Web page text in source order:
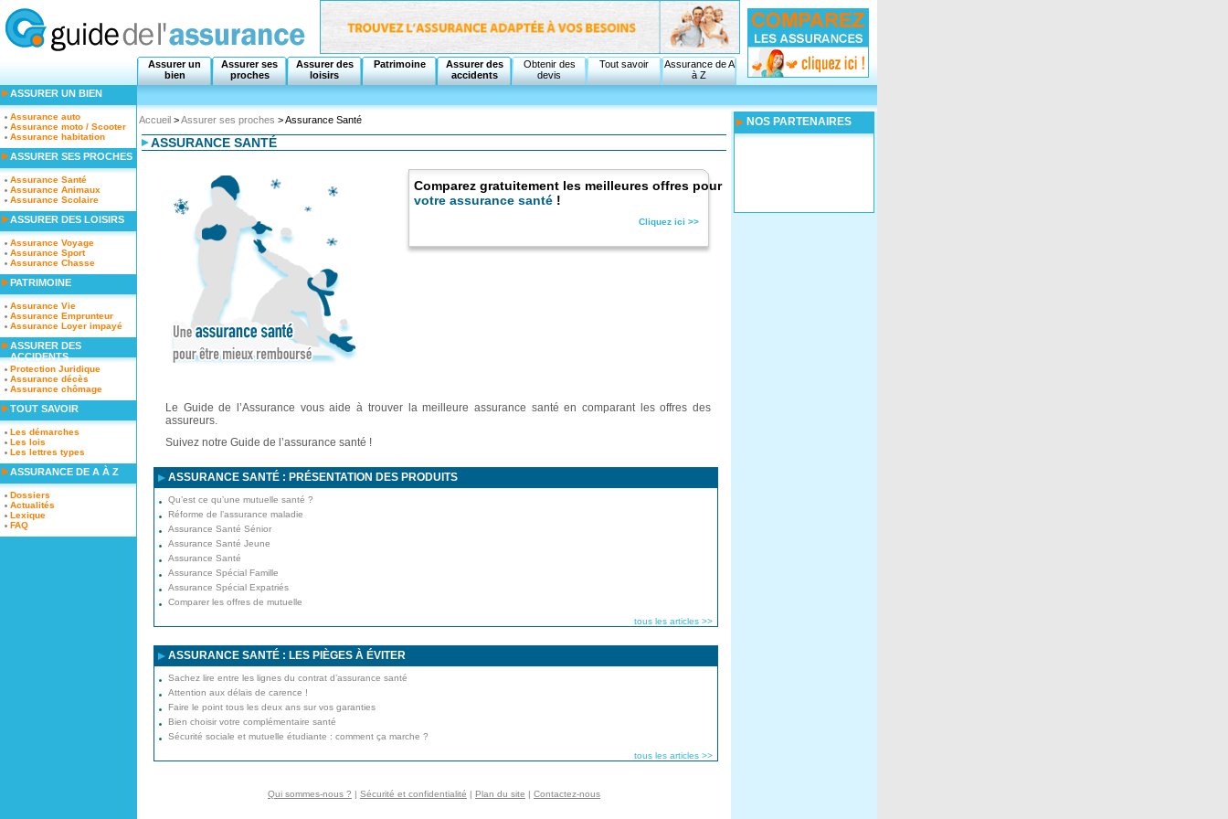
Assurer un
bien
Assurer ses
proches
Assurer des
loisirs
Patrimoine
Assurer des
accidents
Obtenir des
devis
Tout savoir
Assurance de A
à Z
Accueil >Assurer ses proches > Assurance Santé
ASSURANCE SANTÉ
Comparez gratuitement les meilleures offres pour
votre assurance santé !
Cliquez ici >>
Le Guide de l’Assurance vous aide à trouver la meilleure assurance santé en comparant les offres des
assureurs.
Suivez notre Guide de l’assurance santé !
ASSURANCE SANTÉ : PRÉSENTATION DES PRODUITS
Qu’est ce qu’une mutuelle santé ?
Réforme de l’assurance maladie
Assurance Santé Sénior
Assurance Santé Jeune
Assurance Santé
Assurance Spécial Famille
Assurance Spécial Expatriés
Comparer les offres de mutuelle
tous les articles >>
ASSURANCE SANTÉ : LES PIÈGES À ÉVITER
Sachez lire entre les lignes du contrat d’assurance santé
Attention aux délais de carence !
Faire le point tous les deux ans sur vos garanties
Bien choisir votre complémentaire santé
Sécurité sociale et mutuelle étudiante : comment ça marche ?
tous les articles >>
ASSURER UN BIEN
Assurance auto
Assurance moto / Scooter
Assurance habitation
ASSURER SES PROCHES
Assurance Santé
Assurance Animaux
Assurance Scolaire
ASSURER DES LOISIRS
Assurance Voyage
Assurance Sport
Assurance Chasse
PATRIMOINE
Assurance Vie
Assurance Emprunteur
Assurance Loyer impayé
ASSURER DES
ACCIDENTS
Protection Juridique
Assurance décès
Assurance chômage
TOUT SAVOIR
Les démarches
Les lois
Les lettres types
ASSURANCE DE A À Z
Dossiers
Actualités
Lexique
FAQ
NOS PARTENAIRES
Qui sommes-nous ? | Sécurité et confidentialité | Plan du site | Contactez-nous